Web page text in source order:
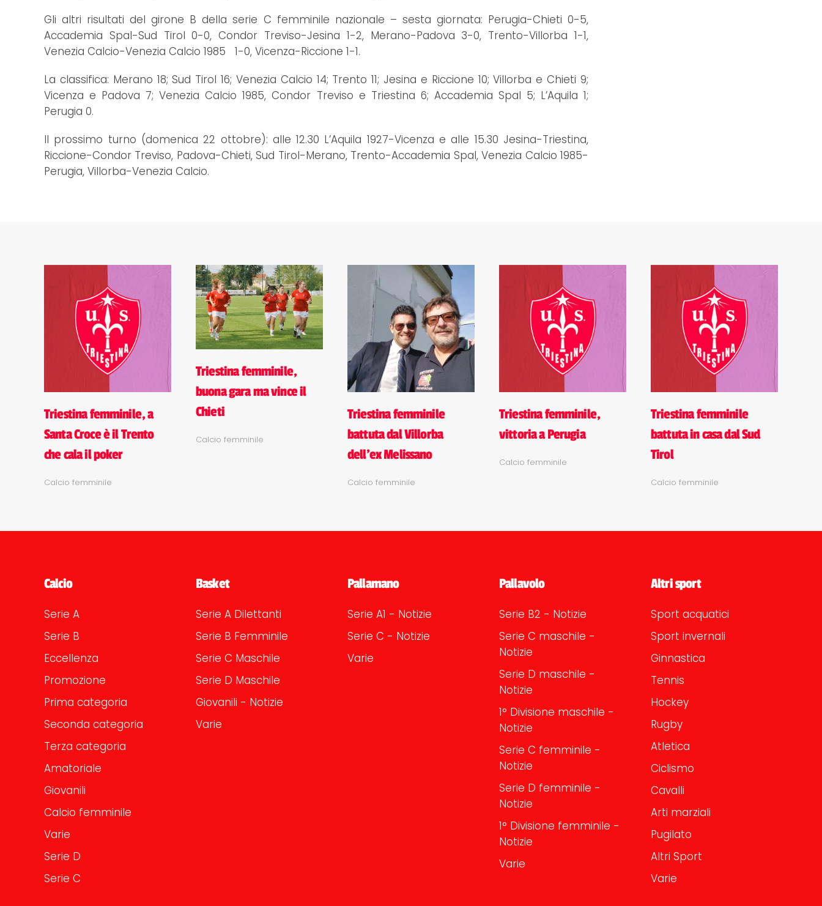
Gli altri risultati del girone B della serie C femminile nazionale – sesta giornata: Perugia-Chieti 0-5,
Accademia Spal-Sud Tirol 0-0, Condor Treviso-Jesina 1-2, Merano-Padova 3-0, Trento-Villorba 1-1,
Venezia Calcio-Venezia Calcio 1985 1-0, Vicenza-Riccione 1-1.
La classifica: Merano 18; Sud Tirol 16; Venezia Calcio 14; Trento 11; Jesina e Riccione 10; Villorba e Chieti 9;
Vicenza e Padova 7; Venezia Calcio 1985, Condor Treviso e Triestina 6; Accademia Spal 5; L’Aquila 1;
Perugia 0.
Il prossimo turno (domenica 22 ottobre): alle 12.30 L’Aquila 1927-Vicenza e alle 15.30 Jesina-Triestina,
Riccione-Condor Treviso, Padova-Chieti, Sud Tirol-Merano, Trento-Accademia Spal, Venezia Calcio 1985-
Perugia, Villorba-Venezia Calcio.
Triestina femminile, a
Santa Croce è il Trento
che cala il poker
Calcio femminile
Triestina femminile,
buona gara ma vince il
Chieti
Calcio femminile
Triestina femminile
battuta dal Villorba
dell'ex Melissano
Calcio femminile
Triestina femminile,
vittoria a Perugia
Calcio femminile
Triestina femminile
battuta in casa dal Sud
Tirol
Calcio femminile
Calcio
Serie A
Serie B
Eccellenza
Promozione
Prima categoria
Seconda categoria
Terza categoria
Amatoriale
Giovanili
Calcio femminile
Varie
Serie D
Serie C
Basket
Serie A Dilettanti
Serie B Femminile
Serie C Maschile
Serie D Maschile
Giovanili - Notizie
Varie
Pallamano
Serie A1 - Notizie
Serie C - Notizie
Varie
Pallavolo
Serie B2 - Notizie
Serie C maschile -
Notizie
Serie D maschile -
Notizie
1° Divisione maschile -
Notizie
Serie C femminile -
Notizie
Serie D femminile -
Notizie
1° Divisione femminile -
Notizie
Varie
Altri sport
Sport acquatici
Sport invernali
Ginnastica
Tennis
Hockey
Rugby
Atletica
Ciclismo
Cavalli
Arti marziali
Pugilato
Altri Sport
Varie